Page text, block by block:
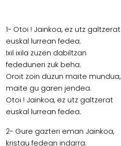
1- Otoi ! Jainkoa, ez utz galtzerat
euskal lurrean fedea.
Ixil ixila zuzen dabiltzan
fededuneri zuk beha.
Oroit zoin duzun maite mundua,
maite gu garen jendea.
Otoi ! Jainkoa, ez utz galtzerat
euskal lurrean fedea.
2- Gure gazteri eman Jainkoa,
kristau fedean indarra.